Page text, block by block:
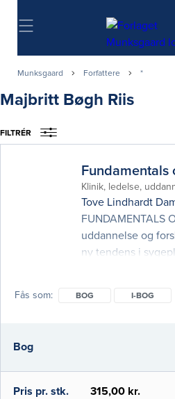
Søg
Munksgaard Forfattere *
Majbritt Bøgh Riis
FILTRÉR
Fundamentals
Klinik, ledelse,
Tove Lindhardt
FUNDAMENTALS
uddannelse og
ny tendens i
patienter og
at alle
målrettet på syge
Fås som BOG I-BOG
Bog
i-bog
Pris pr. stk. 315,00 kr.